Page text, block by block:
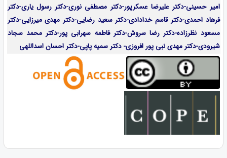
امیر حسینی-دکتر علیرضا عسکرپور-دکتر مصطفی نوری-دکتر رسول یاری-دکتر
فرهاد احمدی-دکتر قاسم خدادادی-دکتر سعید رضایی-دکتر مهدی میرزایی-دکتر
مسعود نظرزاده-دکتر رضا سروش-دکتر فاطمه سهرابی پور-دکتر محمد سجاد
شیرودی-دکتر مهدی نبی پور افروزی- دکتر سمیه پاپی-دکتر احسان اسداللهی